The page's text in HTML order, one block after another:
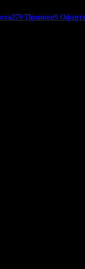
279 Призове9